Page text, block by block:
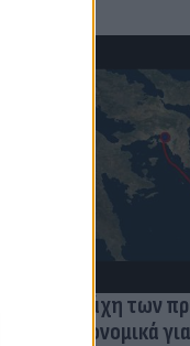
Η μάχη των
οικονομικά